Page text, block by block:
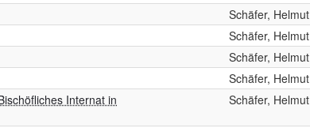
Schäfer, Helmut
Schäfer, Helmut
Schäfer, Helmut
Schäfer, Helmut
Internat in
Schäfer, Helmut